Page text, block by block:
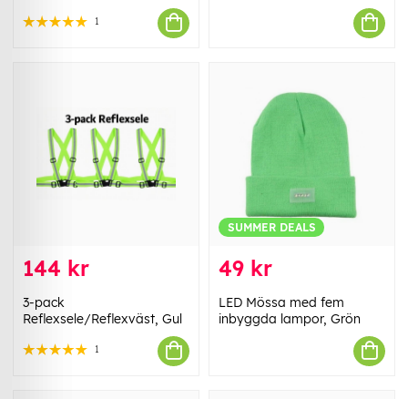
1
144 kr
3-pack
Reflexsele/Reflexväst, Gul
1
SUMMER DEALS
49 kr
LED Mössa med fem
inbyggda lampor, Grön